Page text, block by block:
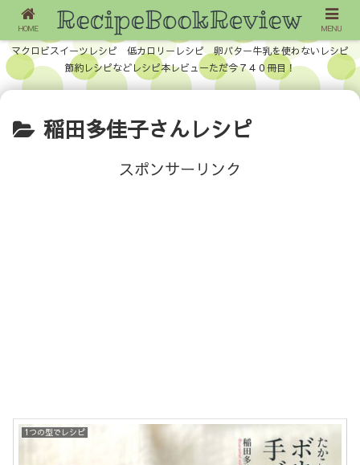
マクロビスイーツレシピ 低カロリーレシピ 卵バター牛乳を使わないレシピ
節約レシピなどレシピ本レビューただ今７４０冊目！
稲田多佳子さんレシピ
スポンサーリンク
1つの型でレシピ
HOME MENU